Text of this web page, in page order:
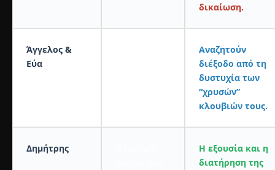
δικαίωση.
Άγγελος &
Εύα
Αναζητούν
διέξοδο από τη
δυστυχία των
“χρυσών”
κλουβιών τους.
Δημήτρης
Η εξουσία και η
διατήρηση της